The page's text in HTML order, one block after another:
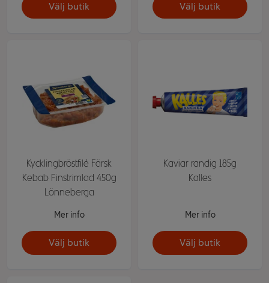
Välj butik Välj butik
Kycklingbröstfilé Färsk
Kebab Finstrimlad 450g
Lönneberga
Mer info
Välj butik
Kaviar randig 185g
Kalles
Mer info
Välj butik